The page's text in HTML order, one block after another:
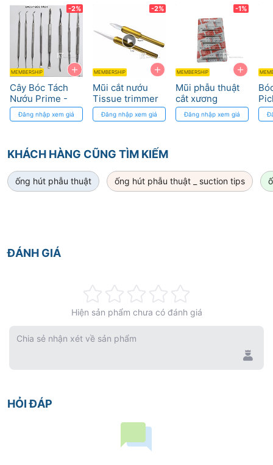
+
-2%
MEMBERSHIP
Cây Bóc Tách
Nướu Prime -
Dụng cụ tách mô
mềm không gây
Đăng nhập xem giá
+
-2%
MEMBERSHIP
Mũi cắt nướu
Tissue trimmer
NTIĐăng nhập xem giá
+
-1%
MEMBERSHIP
Mũi phẫu thuật
cắt xương
Dentpsly
Dentsply Sirona
Đăng nhập xem giá
KHÁCH HÀNG CŨNG TÌM KIẾM
ống hút phẫu thuật ống hút phẫu thuật _ suction tips
ĐÁNH GIÁ
0%
Hiện sản phẩm chưa có đánh giá
Chia sẻ nhận xét về sản phẩm
HỎI ĐÁP